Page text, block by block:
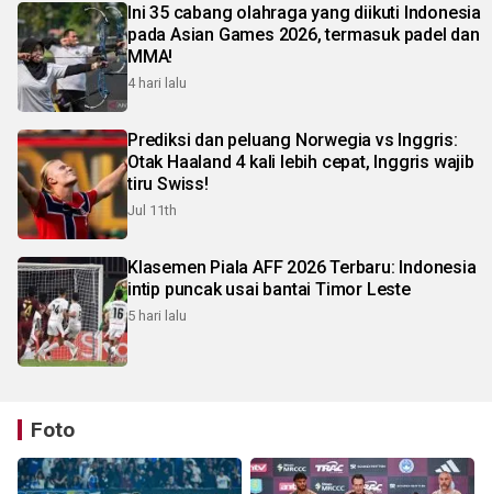
Ini 35 cabang olahraga yang diikuti Indonesia
pada Asian Games 2026, termasuk padel dan
MMA!
4 hari lalu
Prediksi dan peluang Norwegia vs Inggris:
Otak Haaland 4 kali lebih cepat, Inggris wajib
tiru Swiss!
Jul 11th
Klasemen Piala AFF 2026 Terbaru: Indonesia
intip puncak usai bantai Timor Leste
5 hari lalu
Foto